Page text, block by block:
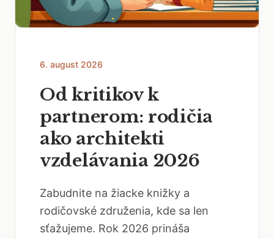
6. august 2026
Od kritikov k
partnerom: rodičia
ako architekti
vzdelávania 2026
Zabudnite na žiacke knižky a
rodičovské združenia, kde sa len
sťažujeme. Rok 2026 prináša